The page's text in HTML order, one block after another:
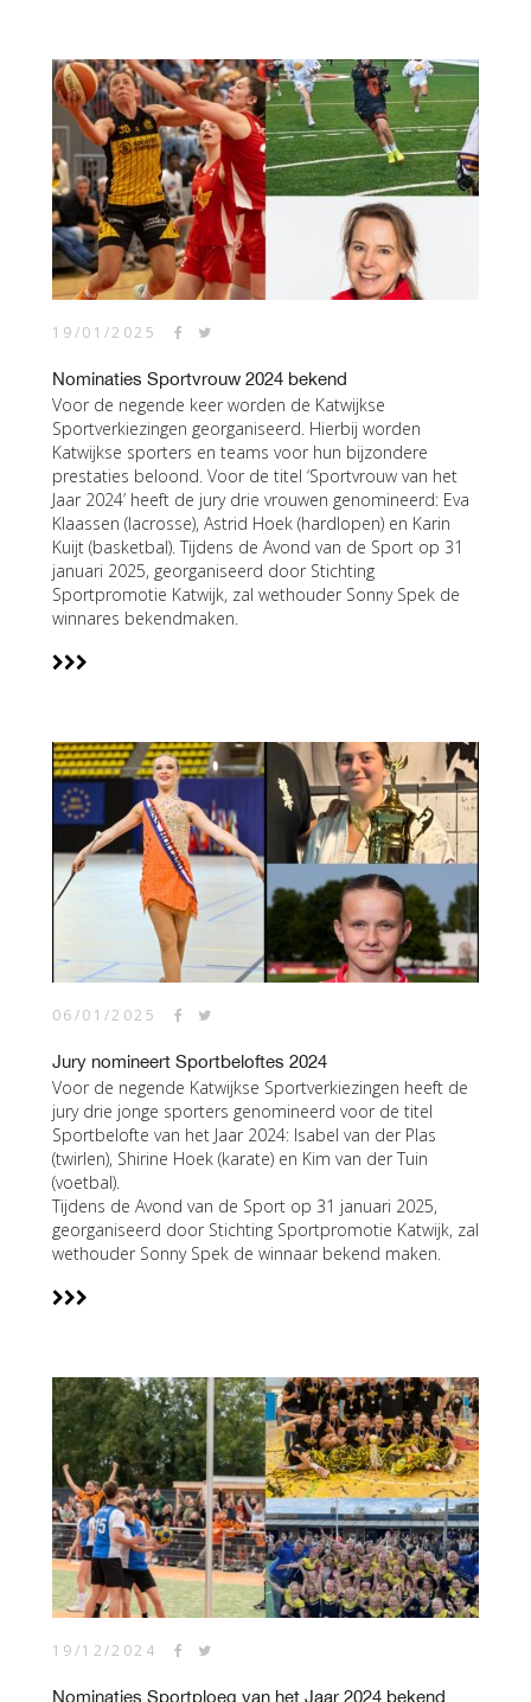
19/01/2025
Nominaties Sportvrouw 2024 bekend
Voor de negende keer worden de Katwijkse
Sportverkiezingen georganiseerd. Hierbij worden
Katwijkse sporters en teams voor hun bijzondere
prestaties beloond. Voor de titel ‘Sportvrouw van het
Jaar 2024’ heeft de jury drie vrouwen genomineerd: Eva
Klaassen (lacrosse), Astrid Hoek (hardlopen) en Karin
Kuijt (basketbal). Tijdens de Avond van de Sport op 31
januari 2025, georganiseerd door Stichting
Sportpromotie Katwijk, zal wethouder Sonny Spek de
winnares bekendmaken.
06/01/2025
Jury nomineert Sportbeloftes 2024
Voor de negende Katwijkse Sportverkiezingen heeft de
jury drie jonge sporters genomineerd voor de titel
Sportbelofte van het Jaar 2024: Isabel van der Plas
(twirlen), Shirine Hoek (karate) en Kim van der Tuin
(voetbal).
Tijdens de Avond van de Sport op 31 januari 2025,
georganiseerd door Stichting Sportpromotie Katwijk, zal
wethouder Sonny Spek de winnaar bekend maken.
19/12/2024
Nominaties Sportploeg van het Jaar 2024 bekend